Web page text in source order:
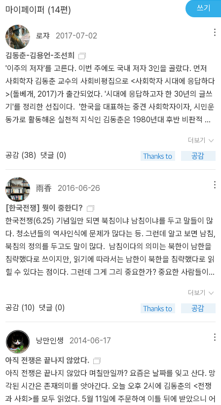
대통령에게 있으며, 정치가로서 대통령과 의회는 오직 군사작전의 필
요에 의해 명령을 내리는 것이 아니라 자신의 정치적 입지를 고려하
면서 전쟁을 수행한다”(105쪽)라는 부분에 기대를 했는데, 이 부분에
대한 설명은 거의 없었던 것 같아 아쉽기도 하다. 저자의 말대로 “군
사적으로는 이해할 수 없는 일들이 국내외 ‘정치적으로는’ 명백한 이
유를 갖고 있었”(45쪽)다면 그 ‘명백’한 이유를 좀 더 상술했어도 좋
지 않았을까 하는 아쉬움이 남는 것이다. 그리고 ‘전쟁의 성격’이라는
부분도 마찬가지다. 저자의 문제의식이 시작된 지점은 책에도 직접
서술하고 있지만, 오늘날의 한국사회가 가지고 있는 특질이 한국전쟁
에 기원하는 바가 크다고 보는 가정이다. 그렇기 때문에 저자는 “우리
각 어떤 국가, 어떤 사회를 건설했는가’라는 질문과 결합해야” 한다고
말하는 것이다(108쪽). 물론 이건 굉장히 중요한 질문이다. 하지만
‘전쟁의 성격’이라고 할 때, 두 질문은 또 때로는 분리될 필요도 있다.
사후의 일이 그 사건 자체의 성격에 직접적으로 영향을 미칠 수는 없
기 때문이다. 그 사건의 해석을 바꾸기는 할지언정. 마지막으로 하나
더 지적하고 싶은 점은, 저자가 ‘문명화 과정’을 종종 언급하고 있다는
점이다. 저자는 사적폭력을 국가가 통제를 하지 못한다는 점, 그리고
감정의 과잉이 지나친 폭력으로 표출되고 있다는 점을 이유로 1950
년의 양 체제가 제대로된 근대 국가의 수준에 이르지 못했다고 보고
있다. 그러나 과연, 근대적 국민국가의 반열에 오르면 폭력이 제대로
(?) 통제될 수 있을까? 또한 폭력이 ‘통제’된다는 의미는 어떻게 해석
할 수 있을까? 한국전쟁과 같은 특수한 경우를 놓고는 그렇게 이야기
를 들어 베트남 전쟁과 같은-에서 벌어지는 폭력의 난무도 ‘문명화 과
완'이라고 할 수 있는 이 거대한 프로젝트가 언젠가는 완수됐으면 하
는 바람이다. 애초의 의도대로 한국전쟁이 전후 한국사회에 어떤 영
향을 미쳤는가를 제대로 분석해낸다면, (지금 상태로도 이 책은 좋은
책이지만) 이 책은 굉장한 역작이 되리라 믿는다. 또한 저자가 인용한
프리드리히 니체의 말, “우리가 어떤 것을 칭하는 방식은 실제 그것이
어떤 것인가보다 더 중요하다”(66쪽)을 생각하면 아직도 이 사회에
음과 같이 쓴다. '필자는 이 작업을 진행하면서 이성적이고 냉정한 연
구자로서의 균형감각을 견지할 수 없었다. 슬픔과 분노가 사회과학적
추론을 압돟였으며, 누군가에 의해 반드시 시작되어야 한다는 내면의
목소리가 필자를 밀어붙였다. 전쟁통에 억울하게 죽은 사람들이 꿈에
서도 나타나, 자다가 벌떡 일어나기도 했다. / 앞서 말한 전북 남원의
학살 현장에서 만난 노인들의 얼굴이 눈앞에 어른거렸으며, 전쟁 시
국군으로 참전했다가 부상당하고 지금까지 국가로부터 어떤 보상도
받지 못한 경북 울진의 한 노인의 힘없는 목소리가 귓전을 맴돌았다.
연구자로서 객관성과 진실을 끝까지 추구하려는 생각을 포기하지는
않았지만, 굴곡으로 얼룩진 한국 현대사를 연구하는 데는 역시 '냉정
스스로 표방하고 있는 몇 가지 미덕이 있다. 한국전쟁기 정부와 미군,
그리고 이들의 묵인 하에 이루어졌던 학살에 대한 진실을 파헤침으로
써 억압된 앎을 끄집어 내는 것, 그리고 미국의 시각, 정부의 시각, 군
대의 시각이 아니라 전쟁을 감당해야 했던 일반 민중의 시각에서 전
쟁을 서술한다는 점이 그것이다. 과연 무엇이 진정 우리의 시각이고
무엇이 민중의 관점인지 앞으로 더 많은 논의가 있어야 할 것이다.
다
마이페이퍼 (14편) 쓰기
로쟈 2017-07-02
김동춘-김용언-조선희
'이주의 저자'를 고른다. 이번 주에도 국내 저자 3인을 골랐다. 먼저
사회학자 김동춘 교수의 사회비평집으로 <사회학자 시대에 응답하다
>(돌베개, 2017)가 출간되었다. '시대에 응답하고자 한 30년의 글쓰
기'를 정리한 선집이다. '한국을 대표하는 중견 사회학자이자, 시민운
동가로 활동해온 실천적 지식인 김동춘은 1980년대 후반 비판적 소
연구서와 비평을 지속적으로 발표했으며, ‘전쟁정치’ ‘기업사회’ 등의
독자적 개념으로 한국 사회의 모순과 문제를 해명하고자 했다. 이 책
은 당대 한국 사회의 과제에 직면하여 책임 있는 지식인으로서 시대
에 응답하고자 1990년부터 2017년까지 매해 발표한 시평 성격의 글
을 가려 뽑은 책이다.'말미에는 후배 학자 윤여일과의 대담도 실려 있
어서 '동춘사회학'의 문제의식과 여정도 일별하게 해준다. 기자 겸
편집자 생활을 거쳐서 현재 미스터리 전문지 <미스테리아> 편집장으
로 활동하고 있는 김용언도 <범죄소설>(강, 2012) 이후 두번째 단독
저서로 <문학소녀>(반비, 2017)를 펴냈다. '전혜린, 그리고 읽고 쓰
는 여자들을 위한 변호'가 부제다. '저자는 “소녀 문단”, “여류라는 프
레미엄”, “지나친 섬세 감각이라는 한계성” 등 이 시기 여성 문인들을
다. 한국의 근현대를 관통하는 과거를 추적함으로써, 왜 소녀들은 전
혜린의 글을 통해 여성의 시선과 목소리에 입문하지만 그것을 둘러싼
경멸과 비웃음을 이기지 못하고 ‘여류’를 벗어나려 애쓰게 되는지를
밝히는 것이다.' 얼마 전에 전혜린의 삶과 문학에 대해 강의한 적이 있
어서 저자의 전혜린론 내지 '문학소녀'론에 관심을 갖게 된다. 기회가
닿으면 '전혜린 효과'에 대해 글을 써봐야겠다. '씨네21' 편집장 출신
으로 한국영상자료원장과 서울문화재단 대표를 지낸 조선희 작가도
신작 소설을 펴냈다. <세 여자>(한겨레출판, 2017). 장편소설로는 <
열정과 불안>(생각의나무, 2002) 이후 꽤 오랜만인 듯싶다. '이 소설
더보기
공감 (38) 댓글 (0)
雨香 2016-06-26
[한국전쟁] 뭣이 중한디?
한국전쟁(6.25) 기념일만 되면 북침이냐 남침이냐를 두고 말들이 많
다. 청소년들의 역사인식에 문제가 많다는 등. 그런데 알고 보면 남침,
북침의 정의를 두고도 말이 많다. 남침이다의 의미는 북한이 남한을
침략했다로 쓰이지만, 읽기에 따라서는 남한이 북한을 침략했다로 읽
힐 수 있다는 점이다. 그런데 그게 그리 중요한가? 중요한 사람들이
이 평화를 깨버렸기 때문이다. 그런데 이게 맞나? 사실 북침이냐, 남
침이야가 중요하지 않을 수도 있다. 이미 한국전쟁이전에 남북사이에
는 쉴새없이 전투가 벌어졌고, 미국은 이승만이 북한을 침략할 것을
염려했다. 중요한 것은 누가 전쟁발발의 책임이 있는냐가 아니라 왜
전쟁이 일어났고, 전쟁의 결과 한번도 평화와 국민들의 삶은 어떻게
되었느냐가 아닌가? 남한이 북한의 남침에 대비하기 위해 7월에 먼
저 공격을 개시할 계획을 세우고 있다고 보고하였다. 1949년 9월 2
일, 스티코프는 이승만이 올리버에게 보내는 편지(자료 17)를 스탈
린에게 보고한다. 이 편지를 어떻게 입수했는지는 분명하지 않지만,
더보기
공감 (10) 댓글 (0)
낭만인생 2014-06-17
아직 전쟁은 끝나지 않았다.
아직 전쟁은 끝나지 않았다 며칠만일까? 요즘은 날짜를 잊고 산다. 망
각된 시간은 존재의미를 앗아간다. 오늘 오후 2시에 김동춘의 <전쟁
과 사회>를 모두 읽었다. 5월 11일에 주문하여 이틀 뒤에 받았으니 어